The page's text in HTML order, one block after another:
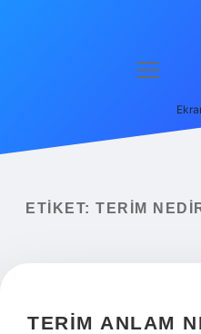
menüyü
ETIKET: TERIM
TERIM ANLAM